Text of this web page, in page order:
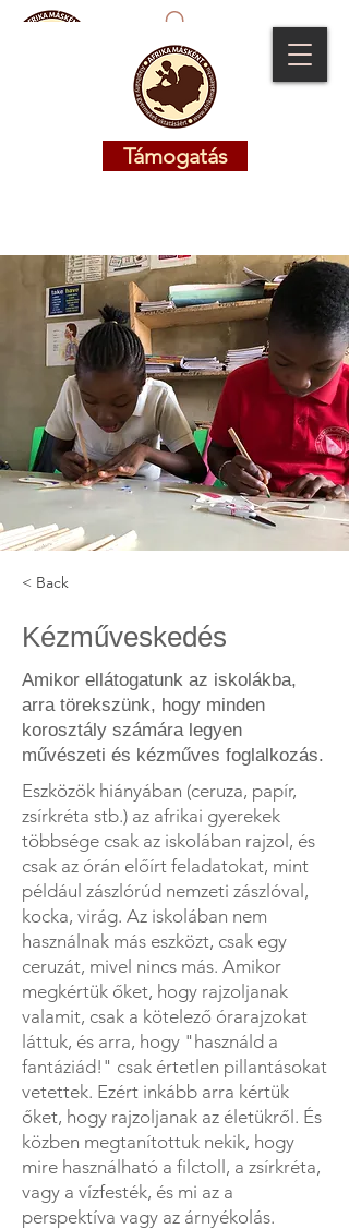
Támogatás
Támogatás
< Back
Kézműveskedés
Amikor ellátogatunk az iskolákba,
arra törekszünk, hogy minden
korosztály számára legyen
művészeti és kézműves foglalkozás.
Eszközök hiányában (ceruza, papír,
zsírkréta stb.) az afrikai gyerekek
többsége csak az iskolában rajzol, és
csak az órán előírt feladatokat, mint
például zászlórúd nemzeti zászlóval,
kocka, virág. Az iskolában nem
használnak más eszközt, csak egy
ceruzát, mivel nincs más. Amikor
megkértük őket, hogy rajzoljanak
valamit, csak a kötelező órarajzokat
láttuk, és arra, hogy "használd a
fantáziád!" csak értetlen pillantásokat
vetettek. Ezért inkább arra kértük
őket, hogy rajzoljanak az életükről. És
közben megtanítottuk nekik, hogy
mire használható a filctoll, a zsírkréta,
vagy a vízfesték, és mi az a
perspektíva vagy az árnyékolás.